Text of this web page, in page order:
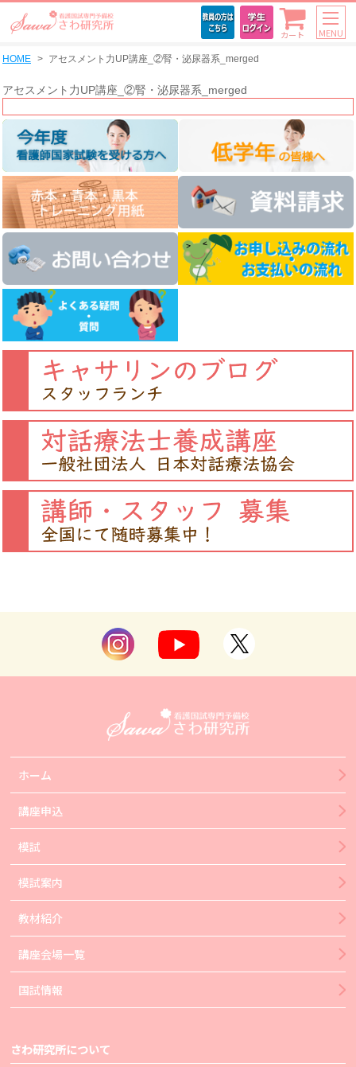
カート MENU
HOME アセスメント力UP講座_②腎・泌尿器系_merged
アセスメント力UP講座_②腎・泌尿器系_merged
ホーム
講座申込
模試
模試案内
教材紹介
講座会場一覧
国試情報
さわ研究所について